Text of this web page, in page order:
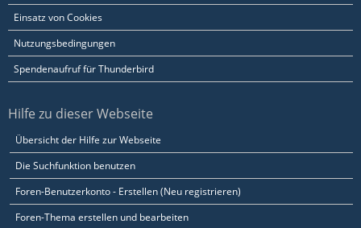
Einsatz von Cookies
Nutzungsbedingungen
Spendenaufruf für Thunderbird
Hilfe zu dieser Webseite
Übersicht der Hilfe zur Webseite
Die Suchfunktion benutzen
Foren-Benutzerkonto - Erstellen (Neu registrieren)
Foren-Thema erstellen und bearbeiten